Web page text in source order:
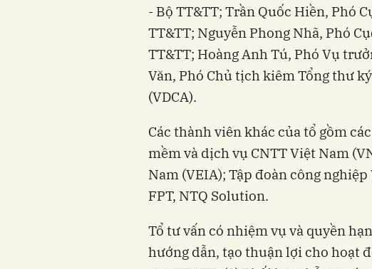
- Bộ TT&TT; Trần Quốc Hiền, Phó
TT&TT; Nguyễn Phong Nhã, Phó
TT&TT; Hoàng Anh Tú, Phó Vụ
Văn, Phó Chủ tịch kiêm Tổng thư
(VDCA).
Các thành viên khác của tổ gồm
mềm và dịch vụ CNTT Việt Nam
Nam (VEIA); Tập đoàn công
FPT, NTQ Solution.
Tổ tư vấn có nhiệm vụ và quyền
hướng dẫn, tạo thuận lợi cho hoạt